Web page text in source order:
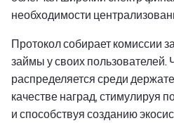
необходимости
Протокол собирает комиссии
займы у своих пользователей.
распределяется среди
качестве наград, стимулируя
и способствуя созданию